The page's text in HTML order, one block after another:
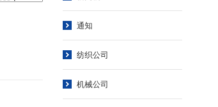
通知
纺织公司
机械公司